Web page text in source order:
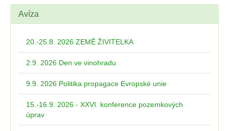
Avíza
20.-25.8. 2026 ZEMĚ ŽIVITELKA
2.9. 2026 Den ve vinohradu
9.9. 2026 Politika propagace Evropské unie
15.-16.9. 2026 - XXVI. konference pozemkových
úprav